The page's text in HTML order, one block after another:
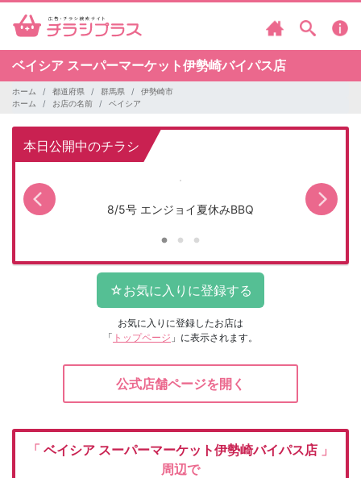
ベイシア スーパーマーケット伊勢崎バイパス店
ホーム 都道府県 群馬県
伊勢崎市
ホーム
お店の名前 ベイシア
本日公開中のチラシ
8/5号 エンジョイ夏休みBBQ
お気に入りに登録したお店は
「 トップページ 」に表示されます。
公式店舗ページを開く
「 ベイシア スーパーマーケット伊勢崎バイパス店 」
周辺で